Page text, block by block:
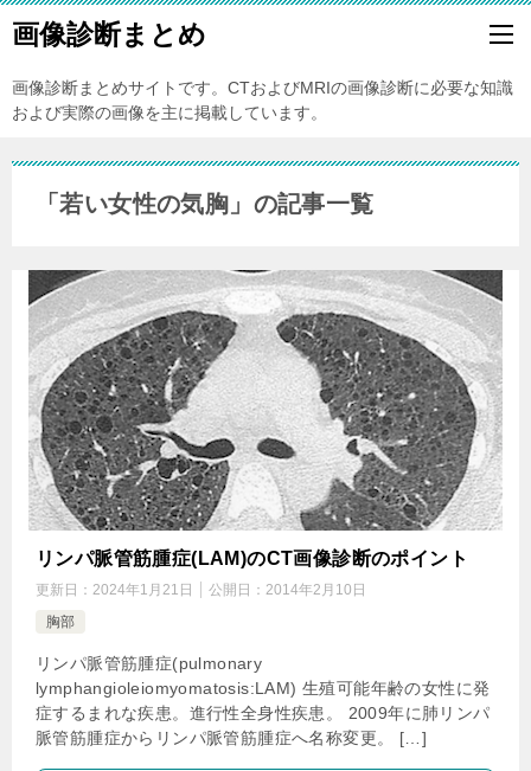
画像診断まとめ
画像診断まとめサイトです。CTおよびMRIの画像診断に必要な知識
および実際の画像を主に掲載しています。
「若い女性の気胸」の記事一覧
リンパ脈管筋腫症(LAM)のCT画像診断のポイント
更新日： 2024年1月21日 公開日： 2014年2月10日
胸部
リンパ脈管筋腫症(pulmonary
lymphangioleiomyomatosis:LAM) 生殖可能年齢の女性に発
症するまれな疾患。進行性全身性疾患。 2009年に肺リンパ
脈管筋腫症からリンパ脈管筋腫症へ名称変更。 […]